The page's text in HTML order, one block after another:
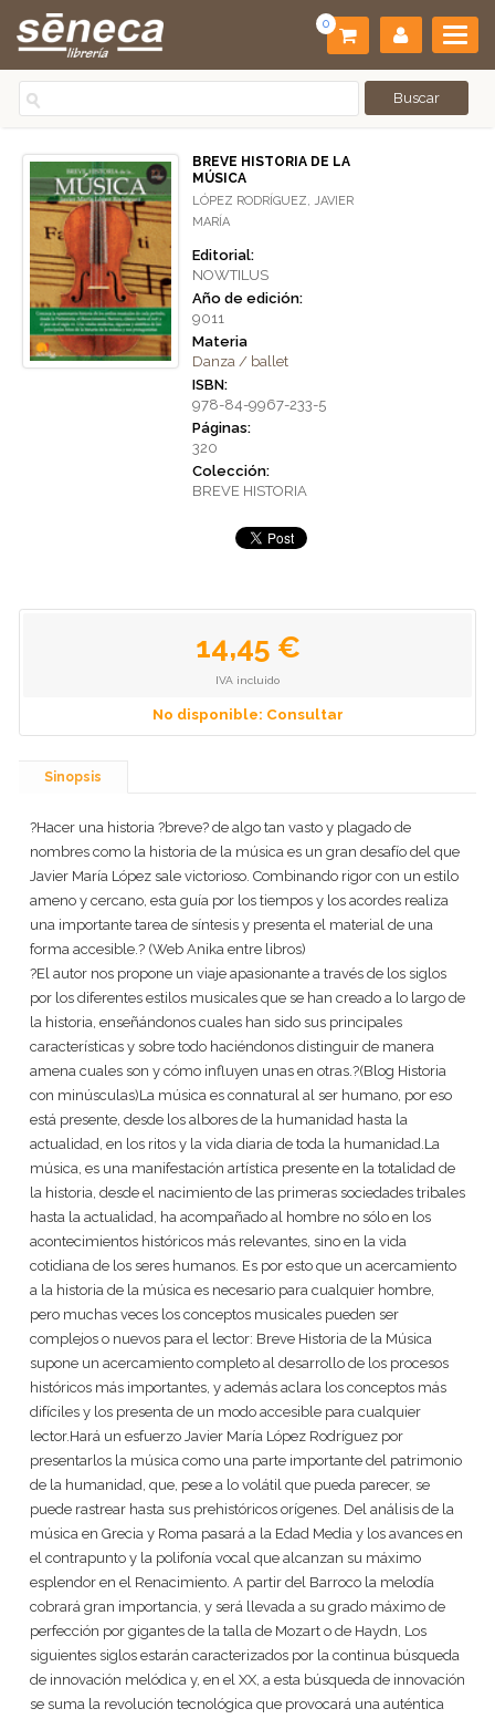
0
BREVE HISTORIA DE LA
MÚSICA
LÓPEZ RODRÍGUEZ, JAVIER
MARÍA
Editorial:
NOWTILUS
Año de edición:
9011
Materia
Danza / ballet
ISBN:
978-84-9967-233-5
Páginas:
320
Colección:
BREVE HISTORIA
14,45 €
IVA incluido
No disponible: Consultar
Sinopsis
?Hacer una historia ?breve? de algo tan vasto y plagado de
nombres como la historia de la música es un gran desafío del que
Javier María López sale victorioso. Combinando rigor con un estilo
ameno y cercano, esta guía por los tiempos y los acordes realiza
una importante tarea de síntesis y presenta el material de una
forma accesible.? (Web Anika entre libros)
?El autor nos propone un viaje apasionante a través de los siglos
por los diferentes estilos musicales que se han creado a lo largo de
la historia, enseñándonos cuales han sido sus principales
características y sobre todo haciéndonos distinguir de manera
amena cuales son y cómo influyen unas en otras.?(Blog Historia
con minúsculas)La música es connatural al ser humano, por eso
está presente, desde los albores de la humanidad hasta la
actualidad, en los ritos y la vida diaria de toda la humanidad.La
música, es una manifestación artística presente en la totalidad de
la historia, desde el nacimiento de las primeras sociedades tribales
hasta la actualidad, ha acompañado al hombre no sólo en los
acontecimientos históricos más relevantes, sino en la vida
cotidiana de los seres humanos. Es por esto que un acercamiento
a la historia de la música es necesario para cualquier hombre,
pero muchas veces los conceptos musicales pueden ser
complejos o nuevos para el lector: Breve Historia de la Música
supone un acercamiento completo al desarrollo de los procesos
históricos más importantes, y además aclara los conceptos más
difíciles y los presenta de un modo accesible para cualquier
lector.Hará un esfuerzo Javier María López Rodríguez por
presentarlos la música como una parte importante del patrimonio
de la humanidad, que, pese a lo volátil que pueda parecer, se
puede rastrear hasta sus prehistóricos orígenes. Del análisis de la
música en Grecia y Roma pasará a la Edad Media y los avances en
el contrapunto y la polifonía vocal que alcanzan su máximo
esplendor en el Renacimiento. A partir del Barroco la melodía
cobrará gran importancia, y será llevada a su grado máximo de
perfección por gigantes de la talla de Mozart o de Haydn, Los
siguientes siglos estarán caracterizados por la continua búsqueda
de innovación melódica y, en el XX, a esta búsqueda de innovación
se suma la revolución tecnológica que provocará una auténtica